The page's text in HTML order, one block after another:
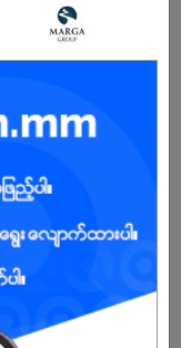
ကြုံရှိပါက ပိုမို
အသုံးပြုနိုင်ရမည်။
Hours ဖြင့် အလုပ်
Holiday များတွင်
စ်ရှိရမည်။
&